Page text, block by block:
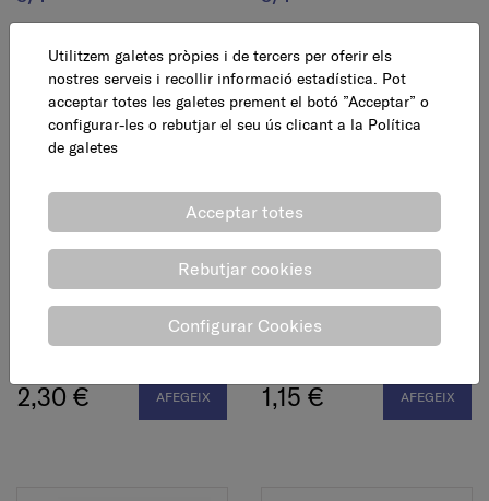
1,95 € AFEGEIX 1,95 €
Enllaç recte 243GCu, 15-
2,30 € AFEGEIX
Enllaç recte 243GCu, 18-
1/2"
1,15 € AFEGEIX
Utilitzem galetes pròpies i de tercers per oferir els
nostres serveis i recollir informació estadística. Pot
acceptar totes les galetes prement el botó ”Acceptar” o
configurar-les o rebutjar el seu ús clicant a la Política
de galetes
Acceptar totes
Rebutjar cookies
Configurar Cookies